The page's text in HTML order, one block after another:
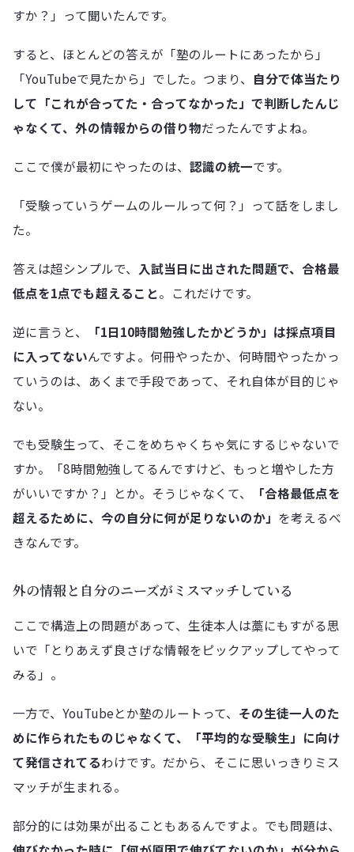
すか？」って聞いたんです。
すると、ほとんどの答えが「塾のルートにあったから」
「YouTubeで見たから」でした。つまり、 自分で体当たり
して「これが合ってた・合ってなかった」で判断したんじ
ゃなくて、外の情報からの借り物だったんですよね。
ここで僕が最初にやったのは、 認識の統一です。
「受験っていうゲームのルールって何？」って話をしまし
た。
答えは超シンプルで、 入試当日に出された問題で、合格最
低点を1点でも超えること。これだけです。
逆に言うと、
「1日10時間勉強したかどうか」は採点項目
に入ってないんですよ。何冊やったか、何時間やったかっ
ていうのは、あくまで手段であって、それ自体が目的じゃ
ない。
でも受験生って、そこをめちゃくちゃ気にするじゃないで
すか。「8時間勉強してるんですけど、もっと増やした方
がいいですか？」とか。そうじゃなくて、
「合格最低点を
超えるために、今の自分に何が足りないのか」 を考えるべ
きなんです。
外の情報と自分のニーズがミスマッチしている
ここで構造上の問題があって、生徒本人は藁にもすがる思
いで「とりあえず良さげな情報をピックアップしてやって
みる」。
一方で、YouTubeとか塾のルートって、 その生徒一人のた
めに作られたものじゃなくて、「平均的な受験生」に向け
て発信されてるわけです。だから、そこに思いっきりミス
マッチが生まれる。
部分的には効果が出ることもあるんですよ。でも問題は、